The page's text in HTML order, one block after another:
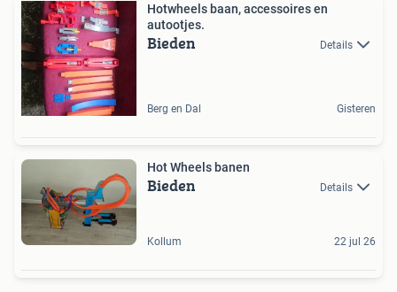
Hotwheels baan, accessoires en
autootjes.
Bieden Details
Berg en Dal Gisteren
Hot Wheels banen
Bieden Details
Kollum 22 jul 26